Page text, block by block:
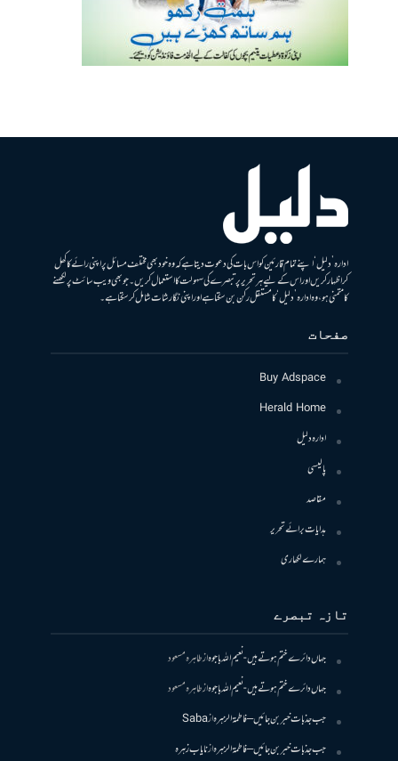
ادارہ ’دلیل‘ اپنے تمام قارئین کو اس بات کی دعوت دیتا ہے کہ وہ خود بھی مختلف مسائل پر اپنی رائے کا کھل
کر اظہار کریں اور اس کے لیے ہر تحریر پر تبصرے کی سہولت کا استعمال کریں۔ جو بھی ویب سائٹ پر لکھنے
کا متمنی ہو، وہ ادارہ ’دلیل‘ کا مستقل رکن بن سکتا ہے اور اپنی نگارشات شامل کرسکتا ہے۔
صفحات
Buy Adspace
Herald Home
ادارہ دلیل
پالیسی
مقاصد
ہدایات برائے تحریر
ہمارے لکھاری
تازہ تبصرے
جہاں دائرے ختم ہوتے ہیں- نعیم اللہ باجوہازطاہرہ مسعود
جہاں دائرے ختم ہوتے ہیں- نعیم اللہ باجوہازطاہرہ مسعود
جب جذبات خبر بن جائیں – فاطمۃالزہرہازSaba
جب جذبات خبر بن جائیں – فاطمۃالزہرہازنایاب زہرہ